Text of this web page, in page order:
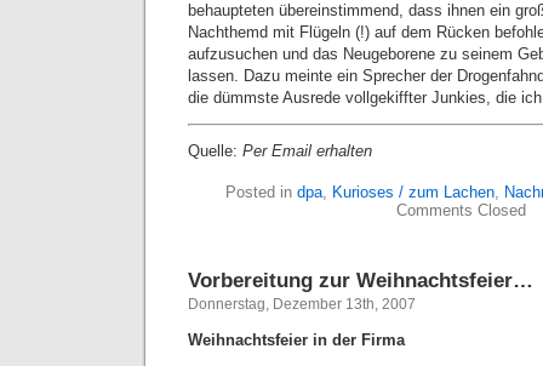
behaupteten übereinstimmend, dass ihnen ein
Nachthemd mit Flügeln (!) auf dem Rücken
aufzusuchen und das Neugeborene zu seinem
lassen. Dazu meinte ein Sprecher der
die dümmste Ausrede vollgekiffter Junkies, die ich
Quelle: Per Email erhalten
Posted in dpa, Kurioses / zum Lachen,
Comments Closed
Vorbereitung zur Weihnachtsfeier…
Donnerstag, Dezember 13th, 2007
Weihnachtsfeier in der Firma